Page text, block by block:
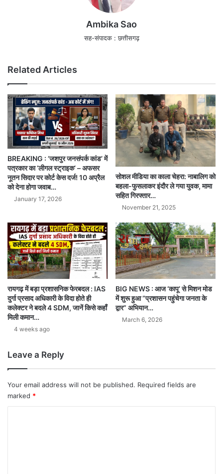
Ambika Sao
सह-संपादक : छत्तीसगढ़
Related Articles
BREAKING : ‘जशपुर जनसंपर्क कांड’ में
पत्रकार का ‘लीगल स्ट्राइक’ – अफसर
नूतन सिदार पर कोर्ट केस दर्ज! 10 अप्रैल
को देना होगा जवाब…
January 17, 2026
सोशल मीडिया का काला चेहरा: नाबालिग को
बहला-फुसलाकर इंदौर ले गया युवक, मामा
सहित गिरफ्तार…
November 21, 2025
रायगढ़ में बड़ा प्रशासनिक फेरबदल : IAS
दुर्गा प्रसाद अधिकारी के विदा होते ही
कलेक्टर ने बदले 4 SDM, जानें किसे कहाँ
मिली कमान…
4 weeks ago
BIG NEWS : आज ‘कापू’ से मिशन मोड
में शुरू हुआ “प्रशासन पहुंचेगा जनता के
द्वार” अभियान…
March 6, 2026
Leave a Reply
Your email address will not be published. Required fields are
marked *